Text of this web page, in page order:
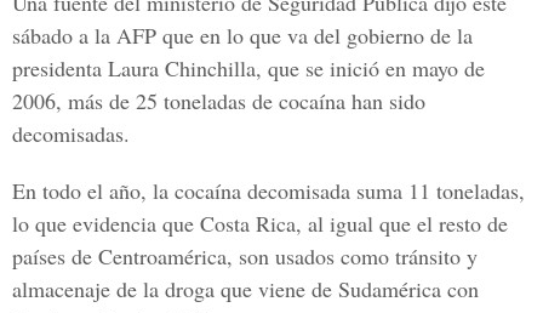
sábado a la AFP que en lo que va del gobierno de la
presidenta Laura Chinchilla, que se inició en mayo de
2006, más de 25 toneladas de cocaína han sido
decomisadas.
En todo el año, la cocaína decomisada suma 11 toneladas,
lo que evidencia que Costa Rica, al igual que el resto de
países de Centroamérica, son usados como tránsito y
almacenaje de la droga que viene de Sudamérica con